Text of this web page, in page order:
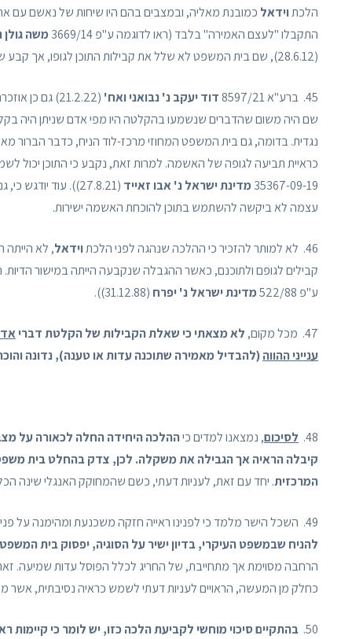
הלכתוידאל כמובנת מאליה, ובמצבים בהם היו שיחות של נאשם עם
התקבלו "לעצם האמירה" בלבד (ראו לדוגמה ע"פ 3669/14
משה
(28.6.12), שם בית המשפט לא שלל את קבילות התוכן לגופו, אך קבע שאין צורך לדון בכך, נוכח קיומן של ראיות מספיקות הקבילות לפי הלכת
45. ברע"א 8597/21 דוד יעקב נ' נבואני ואח' (21.2.22) גם כן אוזכרה הלכת
שם היה משום שהדברים שנשמעו בהקלטה היו מפי אדם שניתן היה
נגדית. בדומה, גם בית המשפט המחוזי מרכז-לוד הניח, כדבר הברור
כראיית תביעה לגופה של האשמה. למרות זאת, נקבע כי התוכן
35367-09-19 מדינת ישראל נ' אבו זאייד
(27.8.21)). עוד
עצמה לא ביקשה להשתמש בתוכן להוכחת האשמה ישירות.
46. לא למותר להזכיר כי ההלכה שנהגה לפני הלכת וידאל, לא הייתה
קבילים לגופם ולתוכנם, כאשר ההגבלה שנקבעה הייתה במישור הדיות.
ע"פ 522/88
מדינת ישראל נ' יפרח (31.12.88)).
47. מכל מקום, לא מצאתי כי שאלת הקבילות של הקלטת דברי
ענייני ההווה(להבדיל מאמירה שתוכנה עדות או טענה), נדונה
48. לסיכום, נמצאנו למדים כיההלכה היחידה החלה לכאורה על
קיבלה הראיה אך הגבילה את משקלה. לכן, צדק בהחלט בית
המרכזית. יחד עם זאת, לעניות דעתי, כשם שהמחוקק האנגלי שינה
49. השכל הישר מלמד כי לפנינו ראייה חזקה משכנעת ומהימנה על פניה, לחובת העורר, כפי שציין בצדק בית משפט השלום. אף מטעם זה,
להניח שבמשפט העיקרי, בדיון ישיר על הסוגיה, יפסוק בית
הרחבה מסוימת אך מתחייבת, של החריג לכלל הפוסל עדות שמיעה.
כחלק מן המעשה, הראויים לעניות דעתי לשמש כראיה נסיבתית, אשר
50. בהתקיים סיכוי מוחשי לקביעת הלכה כזו, יש לומר כי